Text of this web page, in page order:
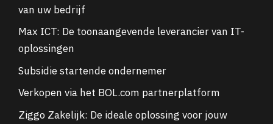
van uw bedrijf
Max ICT: De toonaangevende leverancier van IT-
oplossingen
Subsidie startende ondernemer
Verkopen via het BOL.com partnerplatform
Ziggo Zakelijk: De ideale oplossing voor jouw